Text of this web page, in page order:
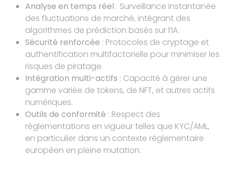
Analyse en temps réel : Surveillance instantanée
des fluctuations de marché, intégrant des
algorithmes de prédiction basés sur l’IA.
Sécurité renforcée : Protocoles de cryptage et
authentification multifactorielle pour minimiser les
risques de piratage.
Intégration multi-actifs : Capacité à gérer une
gamme variée de tokens, de NFT, et autres actifs
numériques.
Outils de conformité : Respect des
réglementations en vigueur telles que KYC/AML,
en particulier dans un contexte réglementaire
européen en pleine mutation.